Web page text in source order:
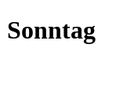
Sonntag